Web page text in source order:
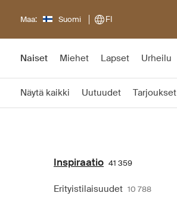
Maa: Suomi FI
Naiset Miehet Lapset Urheilu
Näytä kaikki Uutuudet Tarjoukset
Inspiraatio 41 359
Erityistilaisuudet 10 788